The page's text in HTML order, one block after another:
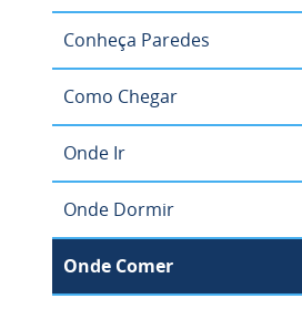
Conheça Paredes
Como Chegar
Onde Ir
Onde Dormir
Onde Comer